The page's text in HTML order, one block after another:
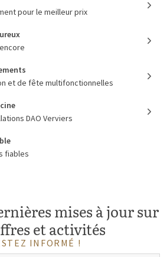
pour le meilleur prix
et de fête multifonctionnelles
DAO Verviers
fiables
mises à jour sur
et activités
INFORMÉ !